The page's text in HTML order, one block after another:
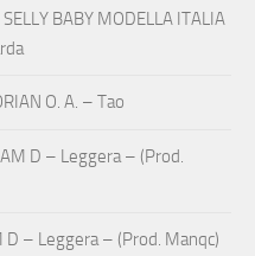
SELLY BABY MODELLA ITALIA
O. A. – Tao
D – Leggera – (Prod.
D – Leggera – (Prod. Manqc)